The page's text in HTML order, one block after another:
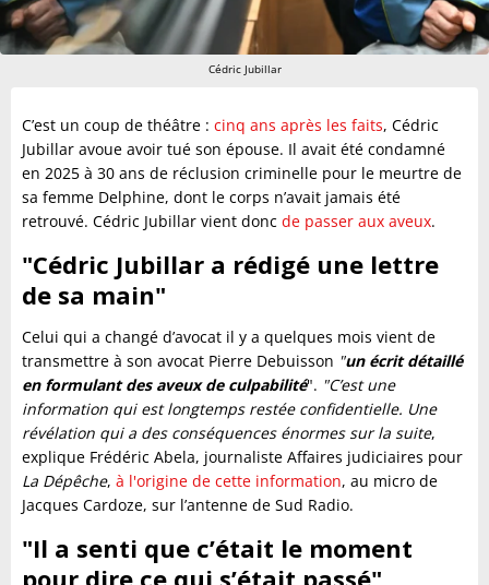
Cédric Jubillar
C’est un coup de théâtre : cinq ans après les faits, Cédric
Jubillar avoue avoir tué son épouse. Il avait été condamné
en 2025 à 30 ans de réclusion criminelle pour le meurtre de
sa femme Delphine, dont le corps n’avait jamais été
retrouvé. Cédric Jubillar vient donc de passer aux aveux.
"Cédric Jubillar a rédigé une lettre
de sa main"
Celui qui a changé d’avocat il y a quelques mois vient de
transmettre à son avocat Pierre Debuisson "un écrit détaillé
en formulant des aveux de culpabilité". "C’est une
information qui est longtemps restée confidentielle. Une
révélation qui a des conséquences énormes sur la suite,
explique Frédéric Abela, journaliste Affaires judiciaires pour
La Dépêche, à l'origine de cette information, au micro de
Jacques Cardoze, sur l’antenne de Sud Radio.
"Il a senti que c’était le moment